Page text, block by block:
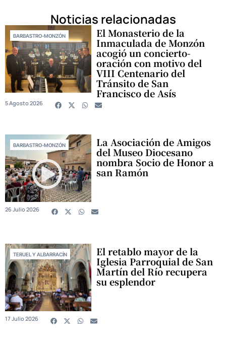
Noticias relacionadas
BARBASTRO-MONZÓN El Monasterio de la
Inmaculada de Monzón
acogió un concierto-
oración con motivo del
VIII Centenario del
Tránsito de San
Francisco de Asís
5 Agosto 2026
BARBASTRO-MONZÓN La Asociación de Amigos
del Museo Diocesano
nombra Socio de Honor a
san Ramón
26 Julio 2026
TERUEL Y ALBARRACÍN El retablo mayor de la
Iglesia Parroquial de San
Martín del Río recupera
su esplendor
17 Julio 2026